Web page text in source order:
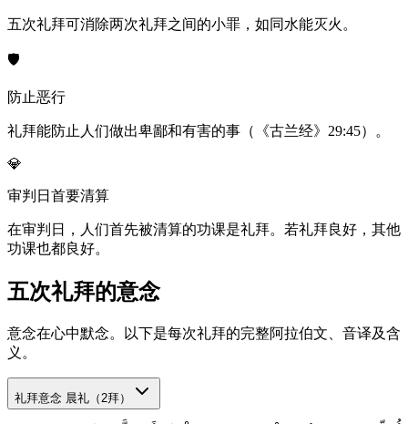
五次礼拜可消除两次礼拜之间的小罪，如同水能灭火。
🛡️
防止恶行
礼拜能防止人们做出卑鄙和有害的事（《古兰经》29:45）。
💎
审判日首要清算
在审判日，人们首先被清算的功课是礼拜。若礼拜良好，其他
功课也都良好。
五次礼拜的意念
意念在心中默念。以下是每次礼拜的完整阿拉伯文、音译及含
义。
礼拜意念 晨礼（2拜）